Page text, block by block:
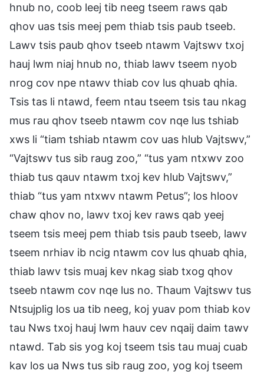
hnub no, coob leej tib neeg tseem raws qab
qhov uas tsis meej pem thiab tsis paub tseeb.
Lawv tsis paub qhov tseeb ntawm Vajtswv txoj
hauj lwm niaj hnub no, thiab lawv tseem nyob
nrog cov npe ntawv thiab cov lus qhuab qhia.
Tsis tas li ntawd, feem ntau tseem tsis tau nkag
mus rau qhov tseeb ntawm cov nqe lus tshiab
xws li “tiam tshiab ntawm cov uas hlub Vajtswv,”
“Vajtswv tus sib raug zoo,” “tus yam ntxwv zoo
thiab tus qauv ntawm txoj kev hlub Vajtswv,”
thiab “tus yam ntxwv ntawm Petus”; los hloov
chaw qhov no, lawv txoj kev raws qab yeej
tseem tsis meej pem thiab tsis paub tseeb, lawv
tseem nrhiav ib ncig ntawm cov lus qhuab qhia,
thiab lawv tsis muaj kev nkag siab txog qhov
tseeb ntawm cov nqe lus no. Thaum Vajtswv tus
Ntsujplig los ua tib neeg, koj yuav pom thiab kov
tau Nws txoj hauj lwm hauv cev nqaij daim tawv
ntawd. Tab sis yog koj tseem tsis tau muaj cuab
kav los ua Nws tus sib raug zoo, yog koj tseem